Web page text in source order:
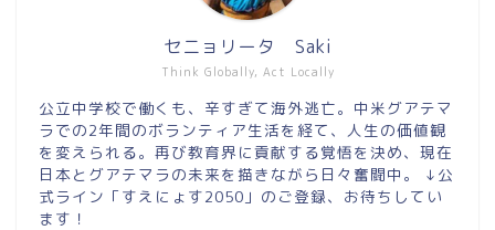
Think Globally, Act Locally
セニョリータ Saki
公立中学校で働くも、辛すぎて海外逃亡。中米グアテマ
ラでの2年間のボランティア生活を経て、人生の価値観
を変えられる。再び教育界に貢献する覚悟を決め、現在
日本とグアテマラの未来を描きながら日々奮闘中。 ↓公
式ライン「すえにょす2050」のご登録、お待ちしてい
ます！